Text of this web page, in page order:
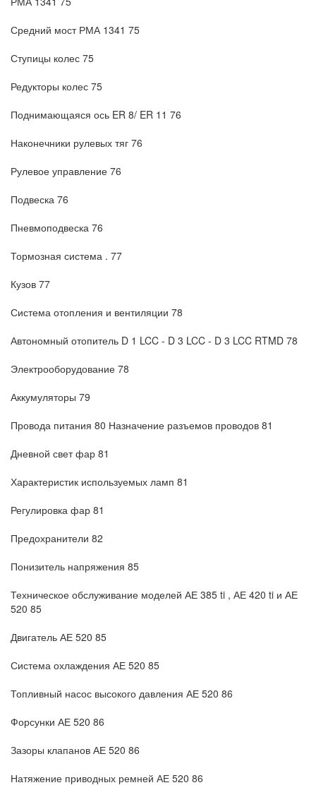
Средний мост РМА 1341 75
Ступицы колес 75
Редукторы колес 75
Поднимающаяся ось ER 8/ ER 11 76
Наконечники рулевых тяг 76
Рулевое управление 76
Подвеска 76
Пневмоподвеска 76
Тормозная система . 77
Кузов 77
Система отопления и вентиляции 78
Автономный отопитель D 1 LCC - D 3 LCC - D 3 LCC RTMD 78
Электрооборудование 78
Аккумуляторы 79
Провода питания 80 Назначение разъемов проводов 81
Дневной свет фар 81
Характеристик используемых ламп 81
Регулировка фар 81
Предохранители 82
Понизитель напряжения 85
Техническое обслуживание моделей АЕ 385 ti , АЕ 420 ti и АЕ
520 85
Двигатель АЕ 520 85
Система охлаждения АЕ 520 85
Топливный насос высокого давления АЕ 520 86
Форсунки АЕ 520 86
Зазоры клапанов АЕ 520 86
Натяжение приводных ремней АЕ 520 86